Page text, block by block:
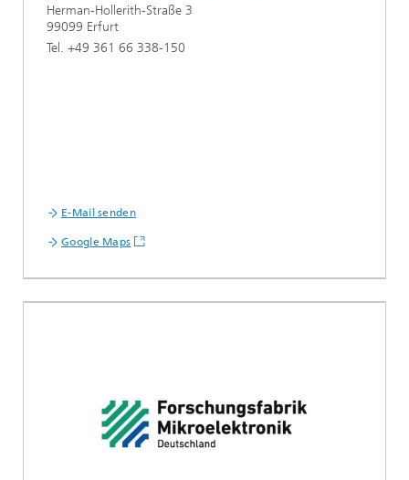
Herman-Hollerith-Straße 3
99099 Erfurt
Tel. +49 361 66 338-150
E-Mail senden
Google Maps